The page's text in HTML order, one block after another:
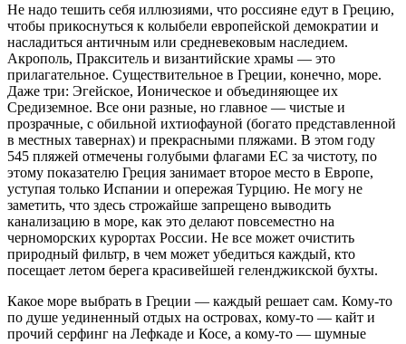
Не надо тешить себя иллюзиями, что россияне едут в Грецию,
чтобы прикоснуться к колыбели европейской демократии и
насладиться античным или средневековым наследием.
Акрополь, Пракситель и византийские храмы — это
прилагательное. Существительное в Греции, конечно, море.
Даже три: Эгейское, Ионическое и объединяющее их
Средиземное. Все они разные, но главное — чистые и
прозрачные, с обильной ихтиофауной (богато представленной
в местных тавернах) и прекрасными пляжами. В этом году
545 пляжей отмечены голубыми флагами ЕС за чистоту, по
этому показателю Греция занимает второе место в Европе,
уступая только Испании и опережая Турцию. Не могу не
заметить, что здесь строжайше запрещено выводить
канализацию в море, как это делают повсеместно на
черноморских курортах России. Не все может очистить
природный фильтр, в чем может убедиться каждый, кто
посещает летом берега красивейшей геленджикской бухты.
Какое море выбрать в Греции — каждый решает сам. Кому-то
по душе уединенный отдых на островах, кому-то — кайт и
прочий серфинг на Лефкаде и Косе, а кому-то — шумные